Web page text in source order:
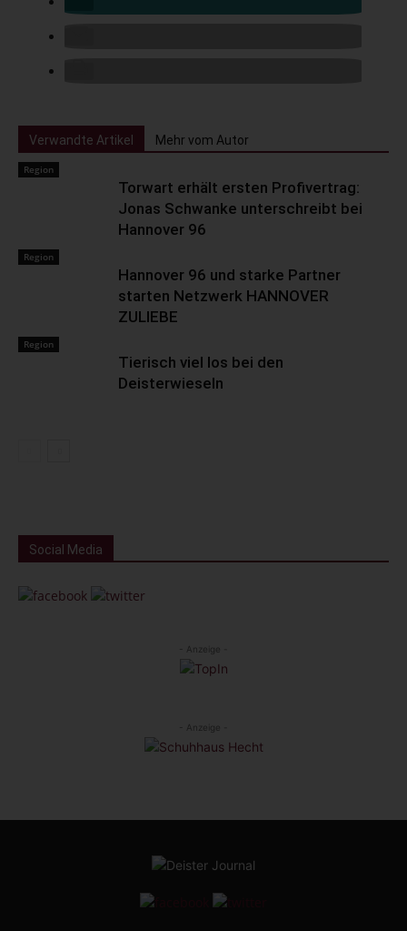
Verwandte Artikel Mehr vom Autor
Region
Torwart erhält ersten Profivertrag:
Jonas Schwanke unterschreibt bei
Hannover 96
Region
Hannover 96 und starke Partner
starten Netzwerk HANNOVER
ZULIEBE
Region
Tierisch viel los bei den
Deisterwieseln
Social Media
- Anzeige -
- Anzeige -